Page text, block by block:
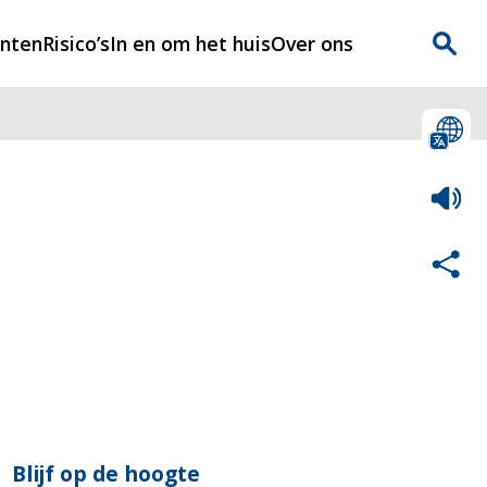
Risico’sIn en om het huisOver ons
Blijf op de hoogte